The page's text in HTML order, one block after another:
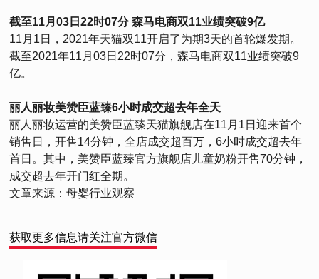
截至11月03日22时07分 森马电商双11业绩突破9亿
11月1日，2021年天猫双11开启了为期3天的首轮爆发期。
截至2021年11月03日22时07分，森马电商双11业绩突破9
亿。
丽人丽妆美赞臣蓝臻6小时成交超去年全天
丽人丽妆运营的美赞臣蓝臻天猫旗舰店在11月1日迎来首个
销售日，开售14分钟，全店成交超百万，6小时成交超去年
首日。其中，美赞臣蓝臻官方旗舰店儿童奶粉开售70分钟，
成交超去年开门红全期。
文章来源：母婴行业观察
获取更多信息请关注官方微信